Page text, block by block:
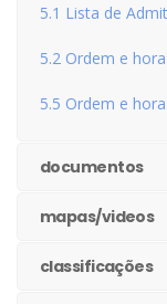
5.1 Lista de
5.2 Ordem e
5.5 Ordem e
documentos
mapas/videos
classificações